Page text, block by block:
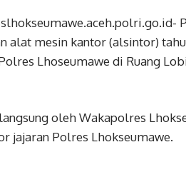
alat mesin kantor (alsintor)
Lhoseumawe di Ruang
oleh Wakapolres
jajaran Polres Lhokseumawe.